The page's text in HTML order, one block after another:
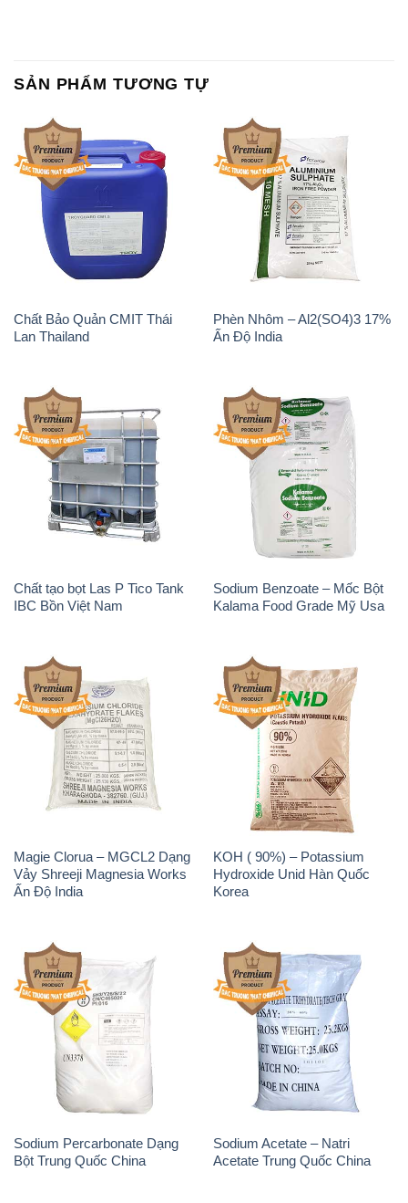
SẢN PHẨM TƯƠNG TỰ
Chất Bảo Quản CMIT Thái
Lan Thailand
Phèn Nhôm – Al2(SO4)3 17%
Ấn Độ India
Chất tạo bọt Las P Tico Tank
IBC Bồn Việt Nam
Sodium Benzoate – Mốc Bột
Kalama Food Grade Mỹ Usa
Magie Clorua – MGCL2 Dạng
Vảy Shreeji Magnesia Works
Ấn Độ India
KOH ( 90%) – Potassium
Hydroxide Unid Hàn Quốc
Korea
Sodium Percarbonate Dạng
Bột Trung Quốc China
Sodium Acetate – Natri
Acetate Trung Quốc China